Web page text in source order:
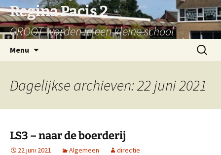
Ga
naar
de
inhoud
Regina Pacis 2
GROOT worden in een kleine school
Menu
Zoeken
naar:
Dagelijkse archieven: 22 juni 2021
LS3 – naar de boerderij
22 juni 2021 Algemeen directie